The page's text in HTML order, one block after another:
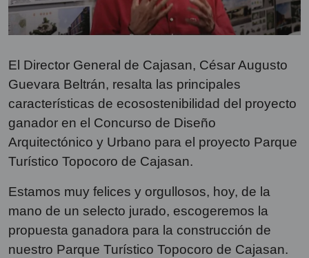
El Director General de Cajasan, César Augusto
Guevara Beltrán, resalta las principales
características de ecosostenibilidad del proyecto
ganador en el Concurso de Diseño
Arquitectónico y Urbano para el proyecto Parque
Turístico Topocoro de Cajasan.
Estamos muy felices y orgullosos, hoy, de la
mano de un selecto jurado, escogeremos la
propuesta ganadora para la construcción de
nuestro Parque Turístico Topocoro de Cajasan.